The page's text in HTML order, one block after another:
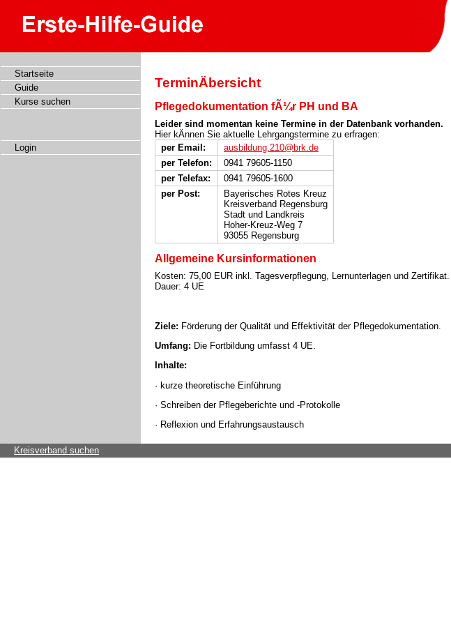
Startseite
Guide
Kurse suchen
Login
TerminÄbersicht
Pflegedokumentation fÃ¼r PH und BA
Leider sind momentan keine Termine in der Datenbank vorhanden.
Hier kÄnnen Sie aktuelle Lehrgangstermine zu erfragen:
per Email:
ausbildung.210@brk.de
per Telefon:
0941 79605-1150
per Telefax:
0941 79605-1600
per Post:
Bayerisches Rotes Kreuz
Kreisverband Regensburg
Stadt und Landkreis
Hoher-Kreuz-Weg 7
93055 Regensburg
Allgemeine Kursinformationen
Kosten: 75,00 EUR inkl. Tagesverpflegung, Lernunterlagen und Zertifikat.
Dauer: 4 UE
Ziele: Förderung der Qualität und Effektivität der Pflegedokumentation.
Umfang: Die Fortbildung umfasst 4 UE.
Inhalte:
· kurze theoretische Einführung
· Schreiben der Pflegeberichte und -Protokolle
· Reflexion und Erfahrungsaustausch
Kreisverband suchen